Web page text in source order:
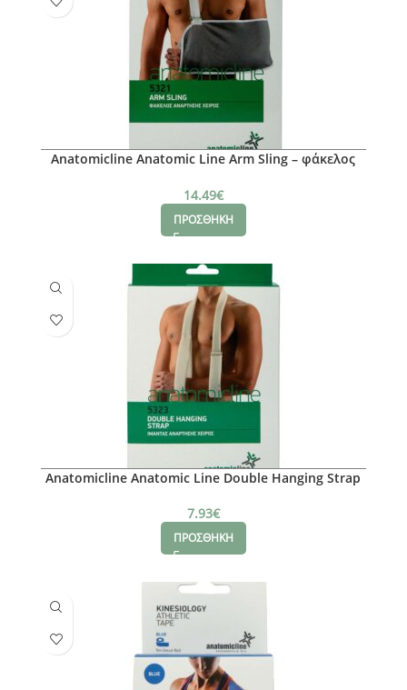
Anatomicline Anatomic Line Arm Sling – φάκελος
14.49€
ΠΡΟΣΘΗΚΗ
Anatomicline Anatomic Line Double Hanging Strap
7.93€
ΠΡΟΣΘΗΚΗ